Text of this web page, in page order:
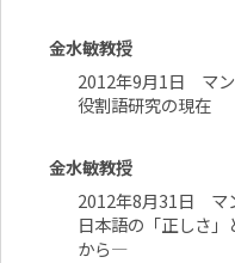
金水敏教授
2012年9月1日 マ
役割語研究の現在
金水敏教授
2012年8月31日 マ
日本語の「正しさ
から―